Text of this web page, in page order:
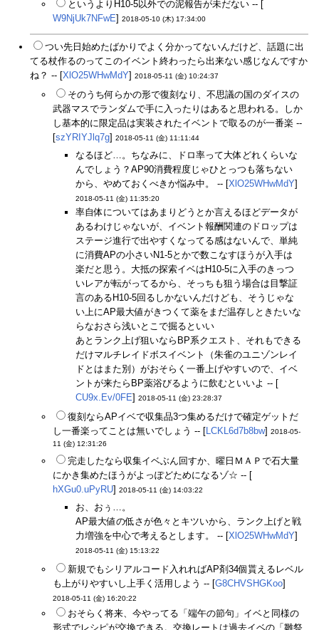
というよりH10-5以外での泥報告が未だない -- [
W9NjUk7NFwE] 2018-05-10 (木) 17:34:00
つい先日始めたばかりでよく分かってないんだけど、話題に出
てる杖作るのってこのイベント終わったら出来ない感じなんですか
ね？ -- [XlO25WHwMdY] 2018-05-11 (金) 10:24:37
そのうち何らかの形で復刻なり、不思議の国のダイスの
武器マスでランダムで手に入ったりはあると思われる。しか
し基本的に限定品は実装されたイベントで取るのが一番楽 --
[szYRIYJlq7g] 2018-05-11 (金) 11:11:44
なるほど…。ちなみに、ドロ率って大体どれくらいな
んでしょう？AP90消費程度じゃひとっつも落ちない
から、やめておくべきか悩み中。 -- [XlO25WHwMdY]
2018-05-11 (金) 11:35:20
率自体についてはあまりどうとか言えるほどデータが
あるわけじゃないが、イベント報酬関連のドロップは
ステージ進行で出やすくなってる感はないんで、単純
に消費APの小さいN1-5とかで数こなすほうが入手は
楽だと思う。大抵の探索イベはH10-5に入手のきっつ
いレアが転がってるから、そっちも狙う場合は目撃証
言のあるH10-5回るしかないんだけども、そうじゃな
い上にAP最大値がきつくて薬をまだ温存しときたいな
らなおさら浅いとこで掘るといい
あとランク上げ狙いならBP系クエスト、それもできる
だけマルチレイドボスイベント（朱雀のユニゾンレイ
ドとはまた別）がおそらく一番上げやすいので、イベ
ントが来たらBP薬浴びるように飲むといいよ -- [
CU9x.Ev/0FE] 2018-05-11 (金) 23:28:37
復刻ならAPイベで収集品3つ集めるだけで確定ゲットだ
し一番楽ってことは無いでしょう -- [ LCKL6d7b8bw] 2018-05-
11 (金) 12:31:26
完走したなら収集イベぶん回すか、曜日ＭＡＰで石大量
にかき集めたほうがよっぽどためになるゾ☆ -- [
hXGu0.uPyRU] 2018-05-11 (金) 14:03:22
お、おぅ…。
AP最大値の低さが色々とキツいから、ランク上げと戦
力増強を中心で考えるとします。 -- [XlO25WHwMdY]
2018-05-11 (金) 15:13:22
新規でもシリアルコード入れればAP剤34個貰えるレベル
も上がりやすいし上手く活用しよう -- [G8CHVSHGKoo]
2018-05-11 (金) 16:20:22
おそらく将来、今やってる「端午の節句」イベと同様の
形式でレシピが交換できる。交換レートは過去イベの「雛祭